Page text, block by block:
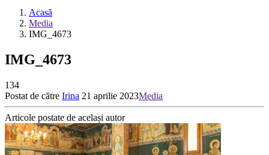
Acasă
Media
IMG_4673
IMG_4673
134
Postat de către Irina 21 aprilie 2023Media
Articole postate de același autor